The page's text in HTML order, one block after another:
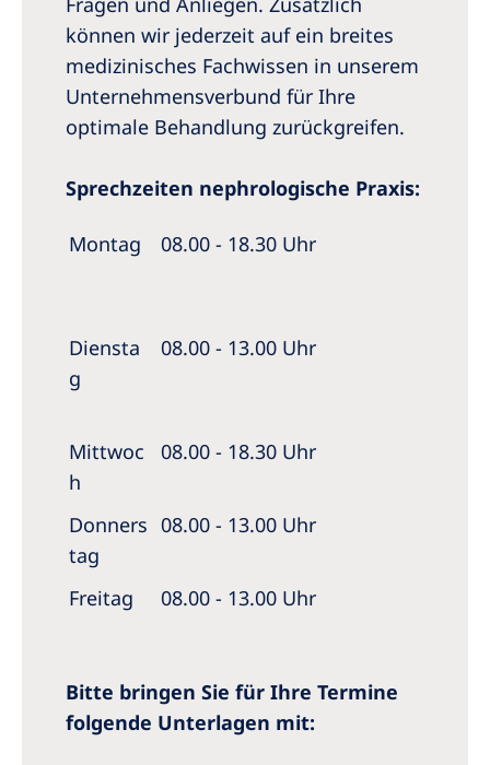
können wir jederzeit auf ein breites
medizinisches Fachwissen in unserem
Unternehmensverbund für Ihre
optimale Behandlung zurückgreifen.
Sprechzeiten nephrologische Praxis:
Montag 08.00 - 18.30 Uhr
Diensta
g
08.00 - 13.00 Uhr
Mittwoc
h
08.00 - 18.30 Uhr
Donners
tag
08.00 - 13.00 Uhr
Freitag 08.00 - 13.00 Uhr
Bitte bringen Sie für Ihre Termine
folgende Unterlagen mit: